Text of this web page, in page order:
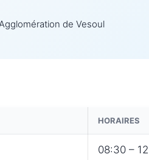
de Vesoul
HORAIRES
08:30 –